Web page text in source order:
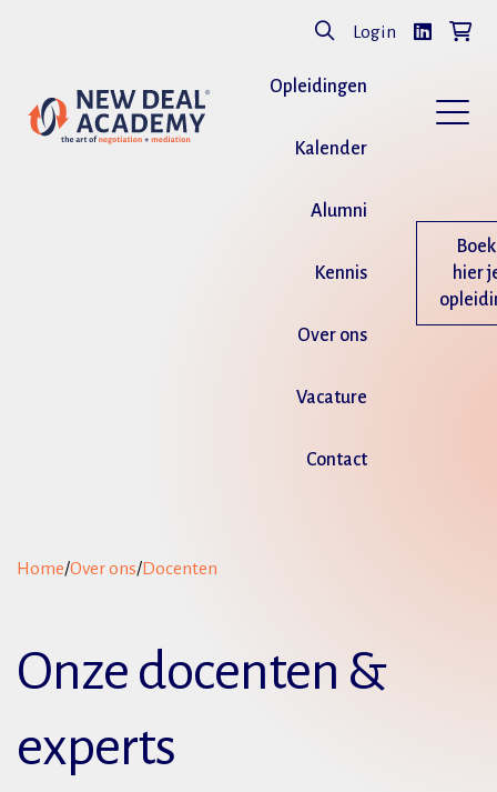
Login
Opleidingen
Kalender
Alumni
Kennis
Over ons
Vacature
Contact
Boek
hier
Home/Over ons/Docenten
Onze docenten &
experts